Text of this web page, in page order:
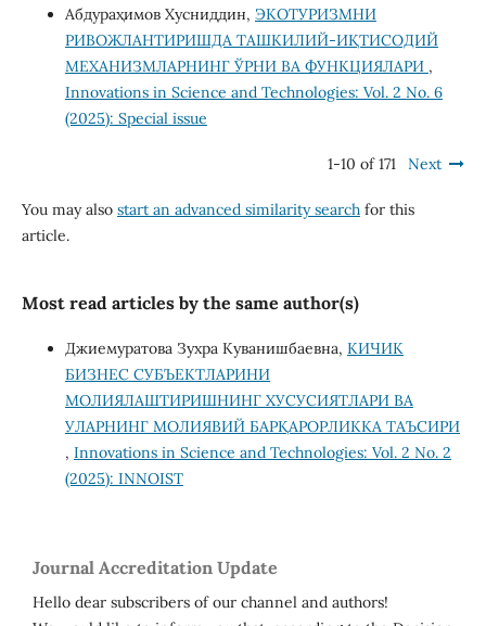
Абдураҳимов Хусниддин, ЭКОТУРИЗМНИ
РИВОЖЛАНТИРИШДА ТАШКИЛИЙ-ИҚТИСОДИЙ
МЕХАНИЗМЛАРНИНГ ЎРНИ ВА ФУНКЦИЯЛАРИ ,
Innovations in Science and Technologies: Vol. 2 No. 6
(2025): Special issue
1-10 of 171 Next
You may also start an advanced similarity searchfor this
article.
Most read articles by the same author(s)
Джиемуратова Зухра Куванишбаевна, КИЧИК
БИЗНЕС СУБЪЕКТЛАРИНИ
МОЛИЯЛАШТИРИШНИНГ ХУСУСИЯТЛАРИ ВА
УЛАРНИНГ МОЛИЯВИЙ БАРҚАРОРЛИККА ТАЪСИРИ
, Innovations in Science and Technologies: Vol. 2 No. 2
(2025): INNOIST
Journal Accreditation Update
Hello dear subscribers of our channel and authors!